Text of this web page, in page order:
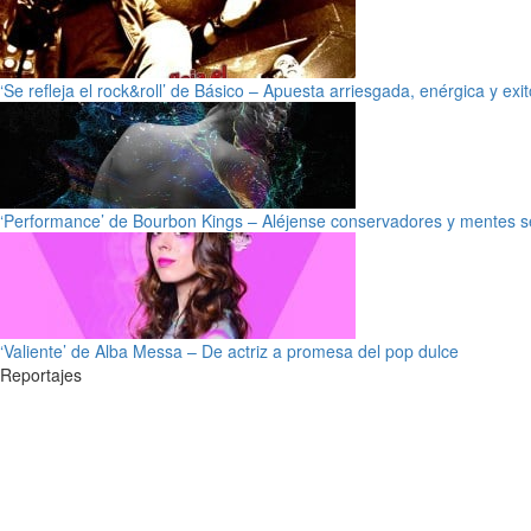
‘Se refleja el rock&roll’ de Básico – Apuesta arriesgada, enérgica y
‘Performance’ de Bourbon Kings – Aléjense conservadores y mentes
‘Valiente’ de Alba Messa – De actriz a promesa del pop dulce
Reportajes